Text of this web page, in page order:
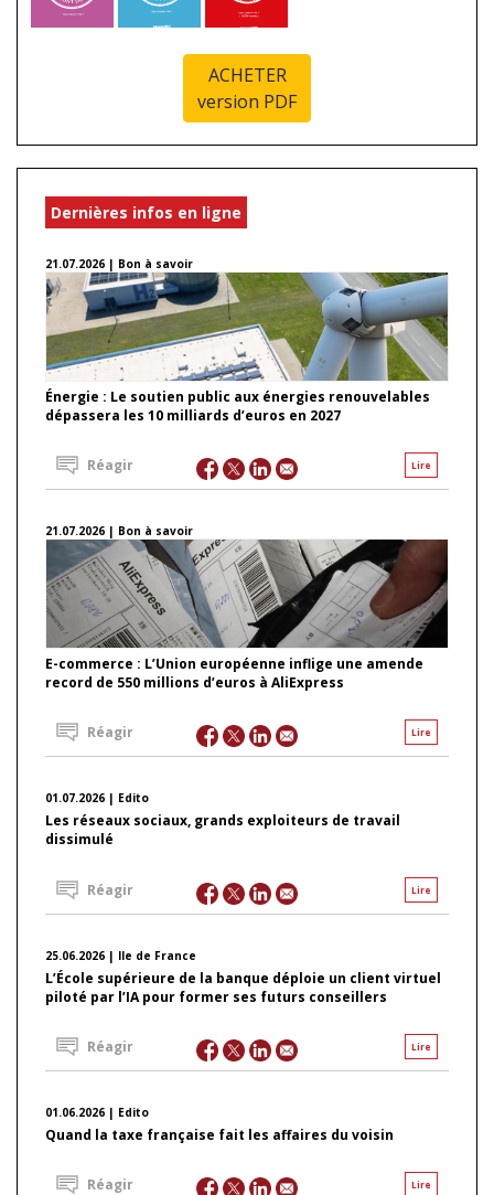
ACHETER
version PDF
Dernières infos en ligne
21.07.2026 | Bon à savoir
Énergie : Le soutien public aux énergies renouvelables
dépassera les 10 milliards d’euros en 2027
Lire
Réagir
21.07.2026 | Bon à savoir
E-commerce : L’Union européenne inflige une amende
record de 550 millions d’euros à AliExpress
Lire
Réagir
01.07.2026 | Edito
Les réseaux sociaux, grands exploiteurs de travail
dissimulé
Lire
Réagir
25.06.2026 | Ile de France
L’École supérieure de la banque déploie un client virtuel
piloté par l’IA pour former ses futurs conseillers
Lire
Réagir
01.06.2026 | Edito
Quand la taxe française fait les affaires du voisin
Lire
Réagir